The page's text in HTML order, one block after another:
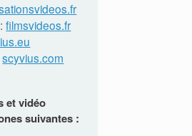
:filmsvideos.fr
scyvius.com
et vidéo
suivantes :